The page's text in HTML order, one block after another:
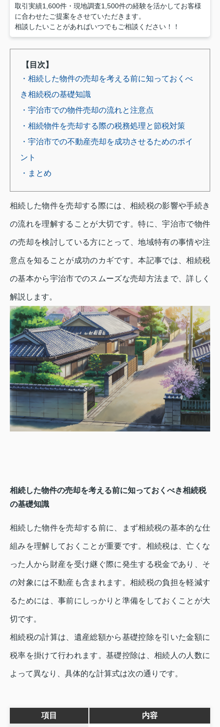
取引実績1,600件・現地調査1,500件の経験を活かしてお客様
に合わせたご提案をさせていただきます。
相談したいことがあればいつでもご相談ください！！
【目次】
・相続した物件の売却を考える前に知っておくべ
き相続税の基礎知識
・宇治市での物件売却の流れと注意点
・相続物件を売却する際の税務処理と節税対策
・宇治市での不動産売却を成功させるためのポイ
ント
・まとめ
相続した物件を売却する際には、相続税の影響や手続き
の流れを理解することが大切です。特に、宇治市で物件
の売却を検討している方にとって、地域特有の事情や注
意点を知ることが成功のカギです。本記事では、相続税
の基本から宇治市でのスムーズな売却方法まで、詳しく
解説します。
相続した物件の売却を考える前に知っておくべき相続税
の基礎知識
相続した物件を売却する前に、まず相続税の基本的な仕
組みを理解しておくことが重要です。相続税は、亡くな
った人から財産を受け継ぐ際に発生する税金であり、そ
の対象には不動産も含まれます。相続税の負担を軽減す
るためには、事前にしっかりと準備をしておくことが大
切です。
相続税の計算は、遺産総額から基礎控除を引いた金額に
税率を掛けて行われます。基礎控除は、相続人の人数に
よって異なり、具体的な計算式は次の通りです。
項目 内容